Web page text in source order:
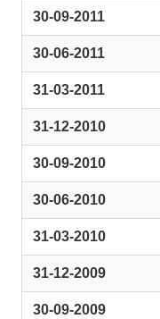
30-09-2011
30-06-2011
31-03-2011
31-12-2010
30-09-2010
30-06-2010
31-03-2010
31-12-2009
30-09-2009